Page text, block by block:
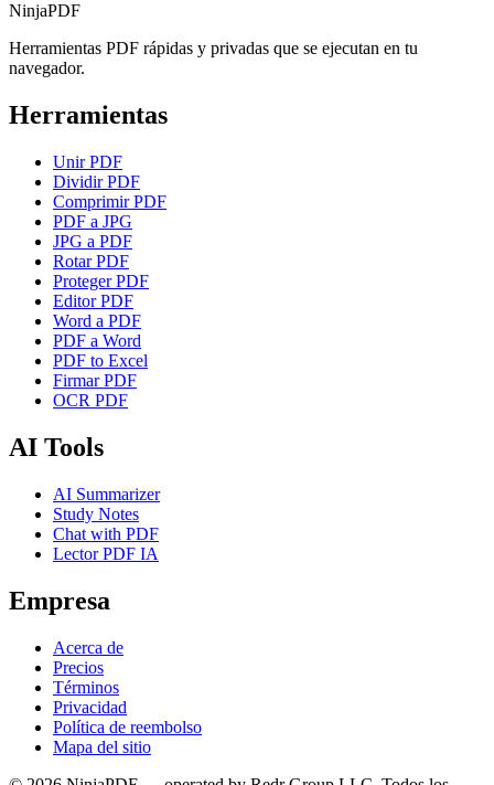
NinjaPDF
Herramientas PDF rápidas y privadas que se ejecutan en tu
navegador.
Herramientas
Unir PDF
Dividir PDF
Comprimir PDF
PDF a JPG
JPG a PDF
Rotar PDF
Proteger PDF
Editor PDF
Word a PDF
PDF a Word
PDF to Excel
Firmar PDF
OCR PDF
AI Tools
AI Summarizer
Study Notes
Chat with PDF
Lector PDF IA
Empresa
Acerca de
Precios
Términos
Privacidad
Política de reembolso
Mapa del sitio